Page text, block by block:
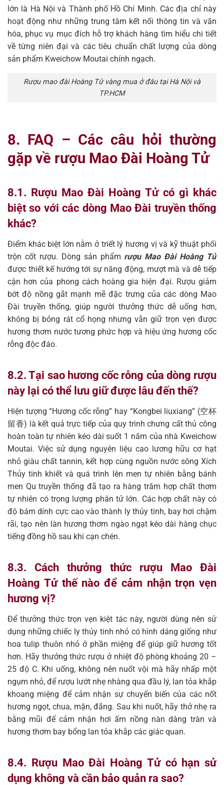
lớn là Hà Nội và Thành phố Hồ Chí Minh. Các địa chỉ này
hoạt động như những trung tâm kết nối thông tin và văn
hóa, phục vụ mục đích hỗ trợ khách hàng tìm hiểu chi tiết
về từng niên đại và các tiêu chuẩn chất lượng của dòng
sản phẩm Kweichow Moutai chính ngạch.
Rượu mao đài Hoàng Tử vàng mua ở đâu tại Hà Nội và
TP.HCM
8. FAQ – Các câu hỏi thường
gặp về rượu Mao Đài Hoàng Tử
8.1. Rượu Mao Đài Hoàng Tử có gì khác
biệt so với các dòng Mao Đài truyền thống
khác?
Điểm khác biệt lớn nằm ở triết lý hương vị và kỹ thuật phối
trộn cốt rượu. Dòng sản phẩm rượu Mao Đài Hoàng Tử
được thiết kế hướng tới sự năng động, mượt mà và dễ tiếp
cận hơn của phong cách hoàng gia hiện đại. Rượu giảm
bớt độ nồng gắt mạnh mẽ đặc trưng của các dòng Mao
Đài truyền thống, giúp người thưởng thức dễ uống hơn,
không bị bỏng rát cổ họng nhưng vẫn giữ trọn vẹn được
hương thơm nước tương phức hợp và hiệu ứng hương cốc
rỗng độc đáo.
8.2. Tại sao hương cốc rỗng của dòng rượu
này lại có thể lưu giữ được lâu đến thế?
Hiện tượng “Hương cốc rỗng” hay “Kongbei liuxiang” (空杯
留香) là kết quả trực tiếp của quy trình chưng cất thủ công
hoàn toàn tự nhiên kéo dài suốt 1 năm của nhà Kweichow
Moutai. Việc sử dụng nguyên liệu cao lương hữu cơ hạt
nhỏ giàu chất tannin, kết hợp cùng nguồn nước sông Xích
Thủy tinh khiết và quá trình lên men tự nhiên bằng bánh
men Qu truyền thống đã tạo ra hàng trăm hợp chất thơm
tự nhiên có trọng lượng phân tử lớn. Các hợp chất này có
độ bám dính cực cao vào thành ly thủy tinh, bay hơi chậm
rãi, tạo nên làn hương thơm ngào ngạt kéo dài hàng chục
tiếng đồng hồ sau khi cạn chén.
8.3. Cách thưởng thức rượu Mao Đài
Hoàng Tử thế nào để cảm nhận trọn vẹn
hương vị?
Để thưởng thức trọn vẹn kiệt tác này, người dùng nên sử
dụng những chiếc ly thủy tinh nhỏ có hình dáng giống như
hoa tulip thuôn nhỏ ở phần miệng để giúp giữ hương tốt
hơn. Hãy thưởng thức rượu ở nhiệt độ phòng khoảng 20 –
25 độ C. Khi uống, không nên nuốt vội mà hãy nhấp một
ngụm nhỏ, để rượu lướt nhẹ nhàng qua đầu lý, lan tỏa khắp
khoang miệng để cảm nhận sự chuyển biến của các nốt
hương ngọt, chua, mặn, đắng. Sau khi nuốt, hãy thở nhẹ ra
bằng mũi để cảm nhận hơi ấm nồng nàn dâng tràn và
hương thơm bay bổng lan tỏa khắp các giác quan.
8.4. Rượu Mao Đài Hoàng Tử có hạn sử
dụng không và cần bảo quản ra sao?